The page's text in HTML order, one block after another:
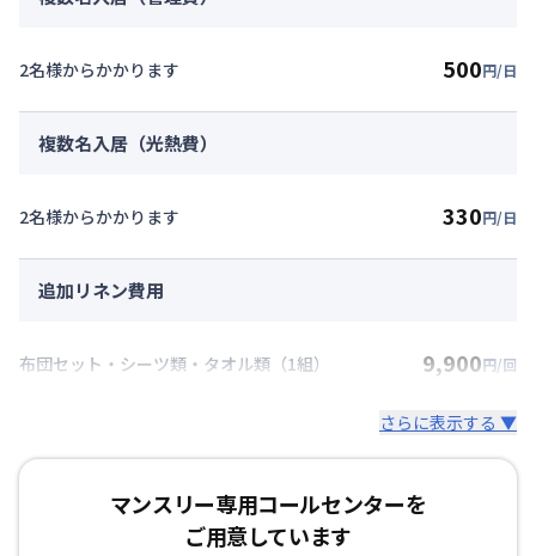
2名様からかかります 500円/日
複数名入居（光熱費）
2名様からかかります 330円/日
追加リネン費用
布団セット・シーツ類・タオル類（1組） 9,900円/回
さらに表示する ▼
マンスリー専用コールセンターを
ご用意しています